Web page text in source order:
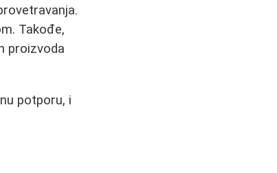
Takođe,
proizvoda
potporu, i